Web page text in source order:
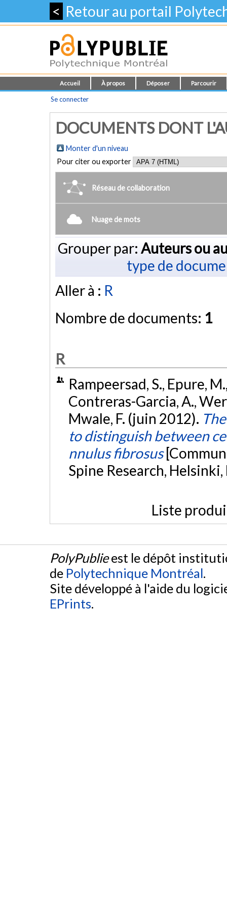
< Retour au portail
Accueil À propos Déposer Parcourir
Se connecter
DOCUMENTS DONT
Monter d'un niveau
Pour citer ou exporter
Réseau de collaboration
Nuage de mots
Grouper par: Auteurs ou
type de
Aller à : R
Nombre de documents: 1
R
Rampeersad, S., Epure,
Contreras-Garcia, A.,
Mwale, F. (juin 2012).
to distinguish between
nnulus fibrosus
Spine Research,
Liste
PolyPublieest le dépôt
de Polytechnique Montréal.
Site développé à l'aide du
EPrints.